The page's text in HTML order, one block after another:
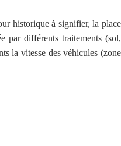
historique à signifier, la place
par différents traitements (sol,
la vitesse des véhicules (zone